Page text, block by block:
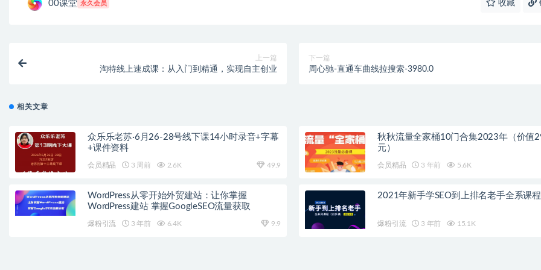
00课堂 永久会员 收藏
上一篇
淘特线上速成课：从入门到精通，实现自主创业
下一篇
周心驰-直通车曲线拉搜索-3980.0
相关文章
众乐乐老苏·6月26-28号线下课14小时录音+字幕
+课件资料
会员精品 3 周前 2.6K 49.9
秋秋流量全家桶10门合集2023年（价值
元）
会员精品 3 年前 5.6K
WordPress从零开始外贸建站：让你掌握
WordPress建站 掌握GoogleSEO流量获取
爆粉引流 3 年前 6.4K 9.9
2021年新手学SEO到上排名老手全系课程
爆粉引流 3 年前 15.1K